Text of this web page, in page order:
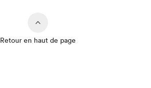
Retour en haut de page